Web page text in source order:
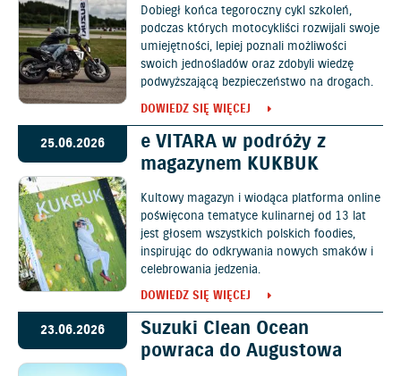
Dobiegł końca tegoroczny cykl szkoleń,
podczas których motocykliści rozwijali swoje
umiejętności, lepiej poznali możliwości
swoich jednośladów oraz zdobyli wiedzę
podwyższającą bezpieczeństwo na drogach.
DOWIEDZ SIĘ WIĘCEJ
25.06.2026
e VITARA w podróży z
magazynem KUKBUK
Kultowy magazyn i wiodąca platforma online
poświęcona tematyce kulinarnej od 13 lat
jest głosem wszystkich polskich foodies,
inspirując do odkrywania nowych smaków i
celebrowania jedzenia.
DOWIEDZ SIĘ WIĘCEJ
23.06.2026
Suzuki Clean Ocean
powraca do Augustowa